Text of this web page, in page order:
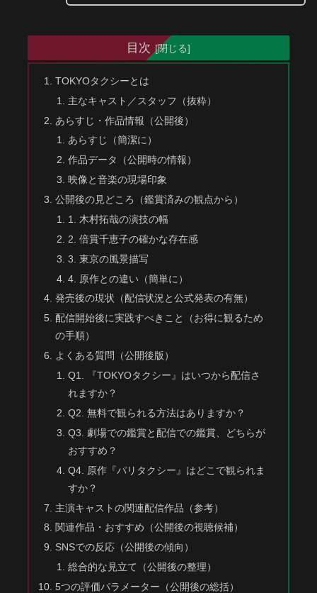
目次
TOKYOタクシーとは
主なキャスト／スタッフ（抜粋）
あらすじ・作品情報（公開後）
あらすじ（簡潔に）
作品データ（公開時の情報）
映像と音楽の現場印象
公開後の見どころ（鑑賞済みの観点から）
1. 木村拓哉の演技の幅
2. 倍賞千恵子の確かな存在感
3. 東京の風景描写
4. 原作との違い（簡単に）
発売後の現状（配信状況と公式発表の有無）
配信開始後に実践すべきこと（お得に観るため
の手順）
よくある質問（公開後版）
Q1. 『TOKYOタクシー』はいつから配信さ
れますか？
Q2. 無料で観られる方法はありますか？
Q3. 劇場での鑑賞と配信での鑑賞、どちらが
おすすめ？
Q4. 原作『パリタクシー』はどこで観られま
すか？
主演キャストの関連配信作品（参考）
関連作品・おすすめ（公開後の視聴候補）
SNSでの反応（公開後の傾向）
総合的な見立て（公開後の整理）
5つの評価パラメーター（公開後の総括）